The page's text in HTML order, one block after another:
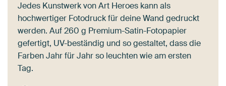
Jedes Kunstwerk von Art Heroes kann als
hochwertiger Fotodruck für deine Wand gedruckt
werden. Auf 260 g Premium-Satin-Fotopapier
gefertigt, UV-beständig und so gestaltet, dass die
Farben Jahr für Jahr so leuchten wie am ersten
Tag.